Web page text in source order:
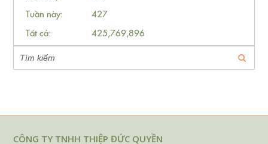
Tuần này:
427
Tất cả:
425,769,896
CÔNG TY TNHH THIỆP ĐỨC QUYỀN